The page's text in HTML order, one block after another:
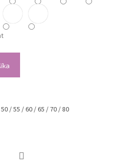
/ 55 / 60 / 65 / 70 / 80